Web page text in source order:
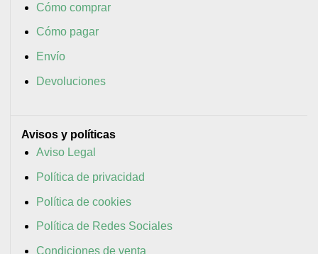
Cómo comprar
Cómo pagar
Envío
Devoluciones
Avisos y políticas
Aviso Legal
Política de privacidad
Política de cookies
Política de Redes Sociales
Condiciones de venta